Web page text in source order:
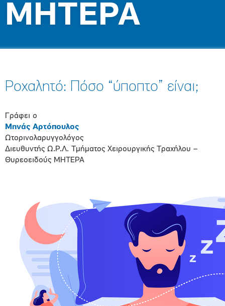
ΜΗΤΕΡΑ
Ροχαλητό: Πόσο “ύποπτο” είναι;
Γράφει ο
Μηνάς Αρτόπουλος
Ωτορινολαρυγγολόγος
Διευθυντής Ω.Ρ.Λ. Τμήματος Χειρουργικής Τραχήλου –
Θυρεοειδούς ΜΗΤΕΡΑ